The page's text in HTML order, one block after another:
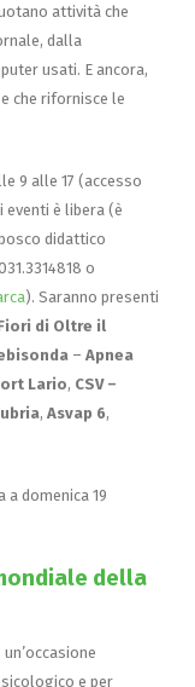
attività che
dalla
usati. E ancora,
che rifornisce le
9 alle 17 (accesso
eventi è libera (è
didattico
o
). Saranno presenti
di Oltre il
– Apnea
Lario, CSV –
, Asvap 6,
a domenica 19
della
e per